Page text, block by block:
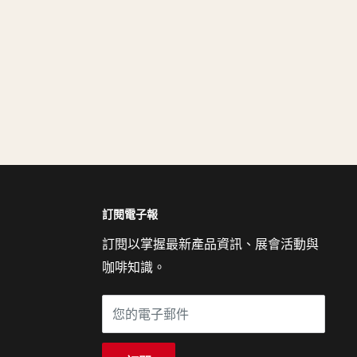
訂閱電子報
訂閱以掌握最新產品資訊、展會活動與
咖啡知識。
您的電子郵件